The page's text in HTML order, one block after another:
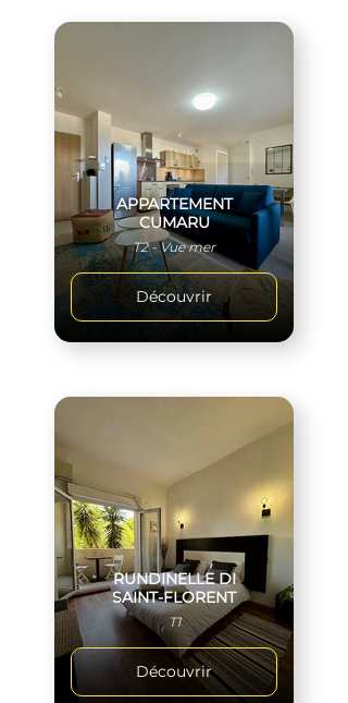
APPARTEMENT
CUMARU
T2 - Vue mer
Découvrir
RUNDINELLE DI
SAINT-FLORENT
T1
Découvrir